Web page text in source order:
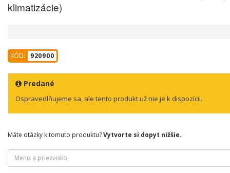
klimatizácie)
KÓD: 920900
Predané
Ospravedlňujeme sa, ale tento produkt už nie je k dispozícii.
Máte otázky k tomuto produktu?Vytvorte si dopyt nižšie.